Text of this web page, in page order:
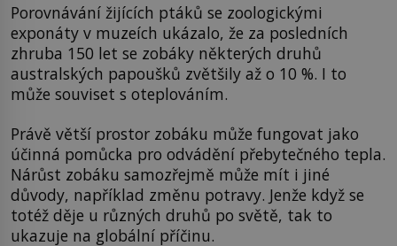
Porovnávání žijících ptáků se zoologickými
exponáty v muzeích ukázalo, že za posledních
zhruba 150 let se zobáky některých druhů
australských papoušků zvětšily až o 10 %. I to
může souviset s oteplováním.
Právě větší prostor zobáku může fungovat jako
účinná pomůcka pro odvádění přebytečného tepla.
Nárůst zobáku samozřejmě může mít i jiné
důvody, například změnu potravy. Jenže když se
totéž děje u různých druhů po světě, tak to
ukazuje na globální příčinu.